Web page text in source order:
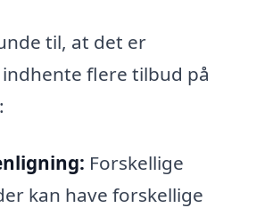
til, at det er
flere tilbud på
Forskellige
kan have forskellige